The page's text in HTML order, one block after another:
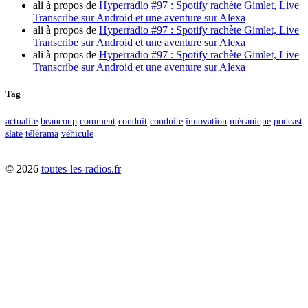
ali à propos de Hyperradio #97 : Spotify rachète Gimlet, Live
Transcribe sur Android et une aventure sur Alexa
ali à propos de Hyperradio #97 : Spotify rachète Gimlet, Live
Transcribe sur Android et une aventure sur Alexa
ali à propos de Hyperradio #97 : Spotify rachète Gimlet, Live
Transcribe sur Android et une aventure sur Alexa
Tag
actualité beaucoup comment conduit conduite innovation mécanique podcast
slate télérama véhicule
© 2026 toutes-les-radios.fr